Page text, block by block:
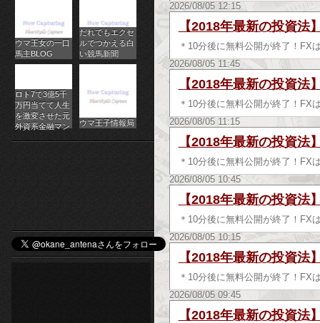
チ
ス
ロ
オ
ン
ラ
イ
ン
カ
ジ
ノ
etc-
ウマ王女の一口
馬主BLOG
だれでもエクセ
ルでつかえる白
い競馬新聞
ロト7で3億5千
万円当てて人生
を激変させた元
外資系金融マン
ウマ王子情報局
2026/08/05 12:15
【2018年最新の投資
＊10分後に無料公開が終了！FX
2026/08/05 11:45
【2018年最新の投資
＊10分後に無料公開が終了！FX
2026/08/05 11:15
【2018年最新の投資
＊10分後に無料公開が終了！FX
2026/08/05 10:45
【2018年最新の投資
＊10分後に無料公開が終了！FX
2026/08/05 10:15
【2018年最新の投資
＊10分後に無料公開が終了！FX
2026/08/05 09:45
【2018年最新の投資